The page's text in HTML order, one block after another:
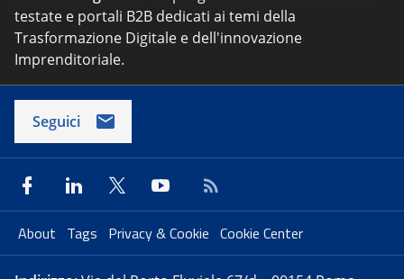
testate e portali B2B dedicati ai temi della
Trasformazione Digitale e dell'innovazione
Imprenditoriale.
Seguici
About Tags Privacy & Cookie Cookie Center